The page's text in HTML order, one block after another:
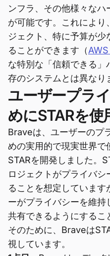
ンフラ、その他様々なハ
が可能です。これにより
ジェクト、特に予算が
ることができます（
な特別な「信頼できる
存のシステムとは異なり
ユーザープラ
めにSTARを使
Braveは、ユーザーのプ
めの実用的で現実世界で
STARを開発しました。
ロジェクトがプライバ
ることを想定していま
ーがプライバシーを維
共有できるようにするこ
そのために、Braveは
視しています。